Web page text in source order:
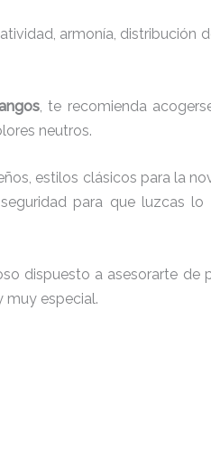
armonía, distribución
, te recomienda
neutros.
estilos clásicos para la
para que luzcas lo
dispuesto a asesorarte de
muy especial.